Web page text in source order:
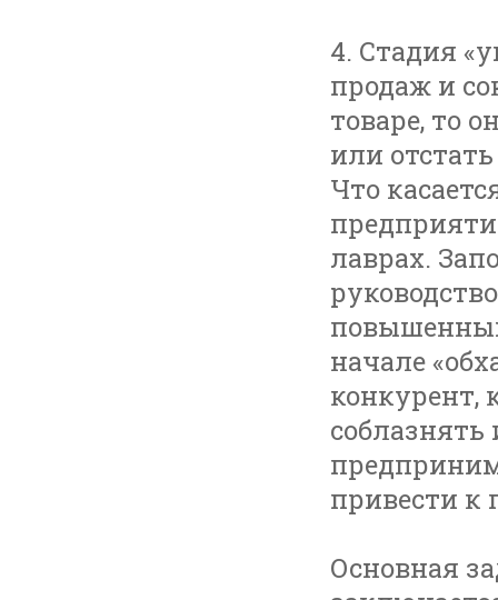
4. Стадия
продаж и
товаре, то
или
Что
лаврах.
начале
конкурент,
соблазнять
привести
Основная